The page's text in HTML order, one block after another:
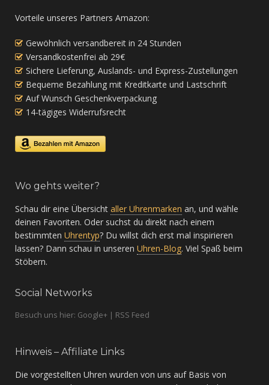
Vorteile unseres Partners Amazon:
Gewöhnlich versandbereit in 24 Stunden
Versandkostenfrei ab 29€
Sichere Lieferung, Auslands- und Express-Zustellungen
Bequeme Bezahlung mit Kreditkarte und Lastschrift
Auf Wunsch Geschenkverpackung
14-tägiges Widerrufsrecht
Wo gehts weiter?
Schau dir eine Übersicht aller Uhrenmarken an, und wähle
deinen Favoriten. Oder suchst du direkt nach einem
bestimmten Uhrentyp? Du willst dich erst mal inspirieren
lassen? Dann schau in unseren Uhren-Blog. Viel Spaß beim
Stöbern.
Social Networks
Besuch uns hier: Google+ | RSS Feed
Hinweis – Affiliate Links
Die vorgestellten Uhren wurden von uns auf Basis von